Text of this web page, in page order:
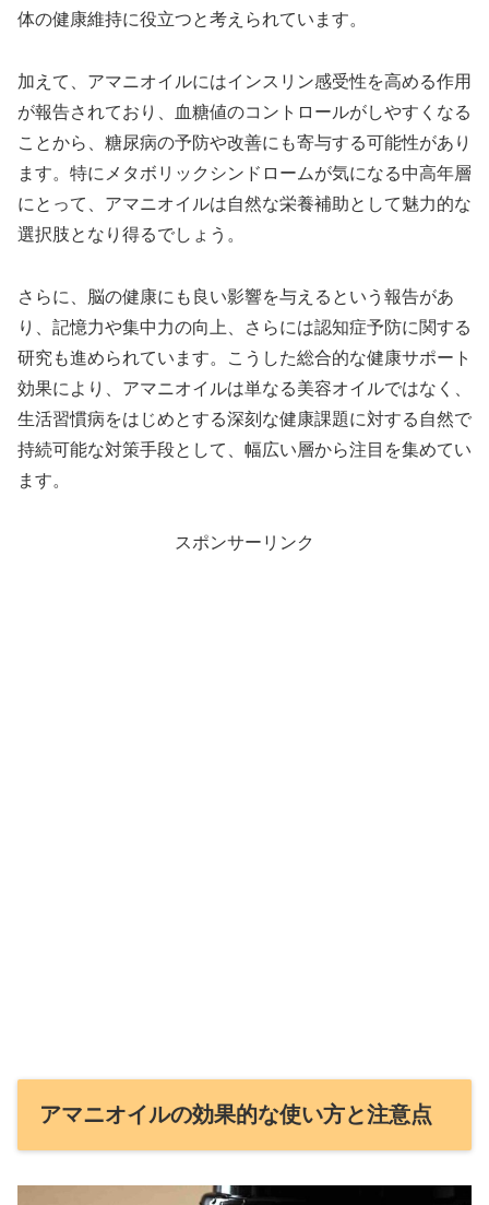
体の健康維持に役立つと考えられています。
加えて、アマニオイルにはインスリン感受性を高める作用
が報告されており、血糖値のコントロールがしやすくなる
ことから、糖尿病の予防や改善にも寄与する可能性があり
ます。特にメタボリックシンドロームが気になる中高年層
にとって、アマニオイルは自然な栄養補助として魅力的な
選択肢となり得るでしょう。
さらに、脳の健康にも良い影響を与えるという報告があ
り、記憶力や集中力の向上、さらには認知症予防に関する
研究も進められています。こうした総合的な健康サポート
効果により、アマニオイルは単なる美容オイルではなく、
生活習慣病をはじめとする深刻な健康課題に対する自然で
持続可能な対策手段として、幅広い層から注目を集めてい
ます。
スポンサーリンク
アマニオイルの効果的な使い方と注意点